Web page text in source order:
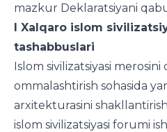
mazkur Deklaratsiyani
I Xalqaro islom
tashabbuslari
Islom sivilizatsiyasi merosini
ommalashtirish sohasida
arxitekturasini
islom sivilizatsiyasi forumi